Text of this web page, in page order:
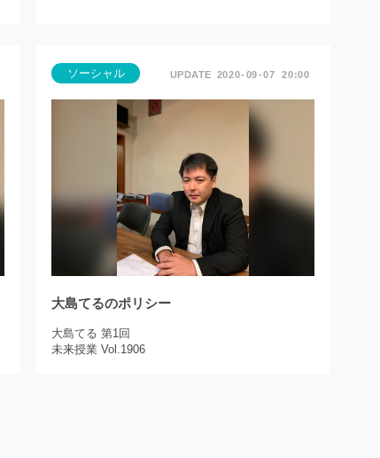
ソーシャル 2020 09 07 20:00
大島てるのポリシー
大島てる 第1回
未来授業 Vol.1906